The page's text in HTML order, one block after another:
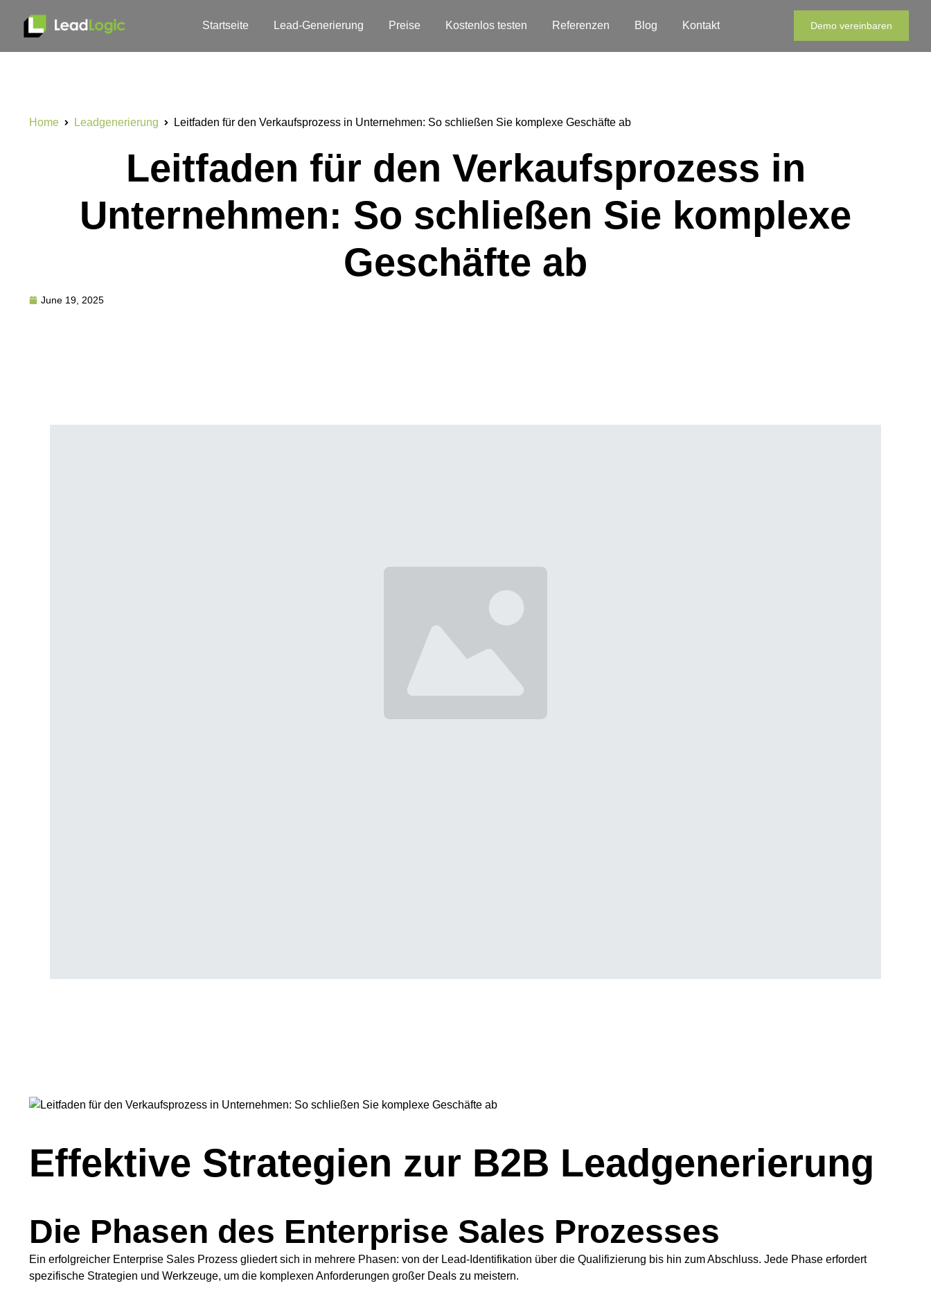
Startseite Lead-Generierung Preise Kostenlos testen Referenzen Blog Kontakt Demo vereinbaren
Home Leadgenerierung Leitfaden für den Verkaufsprozess in Unternehmen: So schließen Sie komplexe Geschäfte ab
Leitfaden für den Verkaufsprozess in
Unternehmen: So schließen Sie komplexe
Geschäfte ab
June 19, 2025
Effektive Strategien zur B2B Leadgenerierung
Die Phasen des Enterprise Sales Prozesses
Ein erfolgreicher Enterprise Sales Prozess gliedert sich in mehrere Phasen: von der Lead-Identifikation über die Qualifizierung bis hin zum Abschluss. Jede Phase erfordert
spezifische Strategien und Werkzeuge, um die komplexen Anforderungen großer Deals zu meistern.